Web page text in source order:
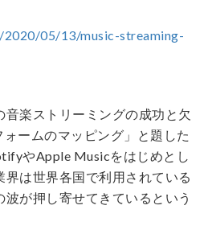
05/13/music-streaming-
楽ストリーミングの成功と欠
ームのマッピング」と題した
やApple Musicをはじめとし
は世界各国で利用されている
が押し寄せてきているという